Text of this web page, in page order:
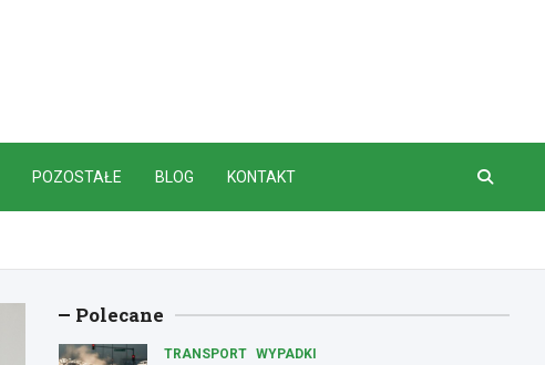
POZOSTAŁE BLOG KONTAKT
Polecane
TRANSPORT WYPADKI